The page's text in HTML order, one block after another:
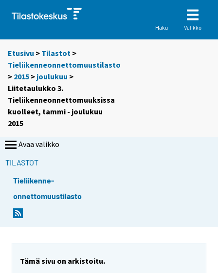
Haku Valikko
Etusivu > Tilastot >
Tieliikenneonnettomuustilasto
> 2015 > joulukuu >
Liitetaulukko 3.
Tieliikenneonnettomuuksissa
kuolleet, tammi - joulukuu
2015
Avaa valikko
TILASTOT
Tieliikenne-
onnettomuustilasto
Tämä sivu on arkistoitu.